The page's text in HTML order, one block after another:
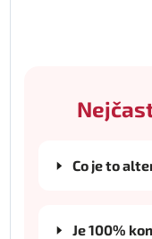
Co je to
Je 100%